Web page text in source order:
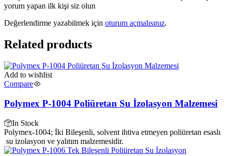
yorum yapan ilk kişi siz olun
Değerlendirme yazabilmek için oturum açmalısınız.
Related products
Add to wishlist
Compare
Polymex P-1004 Poliüretan Su İzolasyon Malzemesi
In Stock
Polymex-1004; İki Bileşenli, solvent ihtiva etmeyen poliüretan esaslı
su izolasyon ve yalıtım malzemesidir.